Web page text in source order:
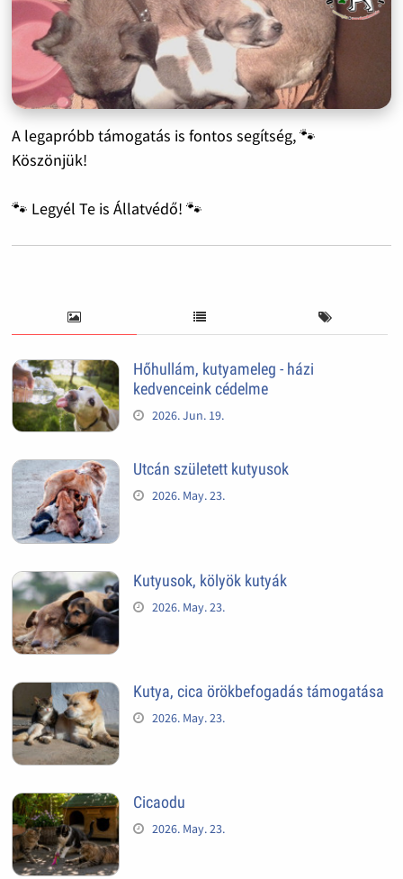
A legapróbb támogatás is fontos segítség, 🐾
Köszönjük!
🐾 Legyél Te is Állatvédő! 🐾
Hőhullám, kutyameleg - házi
kedvenceink cédelme
2026. Jun. 19.
Utcán született kutyusok
2026. May. 23.
Kutyusok, kölyök kutyák
2026. May. 23.
Kutya, cica örökbefogadás támogatása
2026. May. 23.
Cicaodu
2026. May. 23.